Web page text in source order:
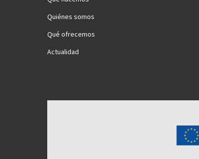
Quiénes somos
Qué ofrecemos
Actualidad